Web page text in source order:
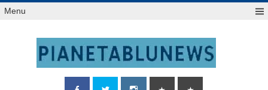
Salta
alMenu